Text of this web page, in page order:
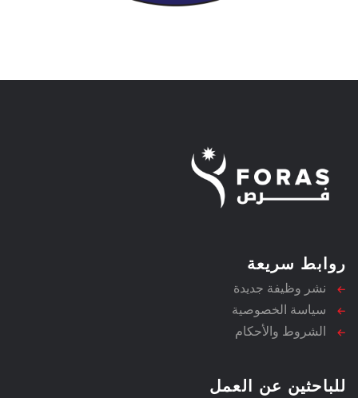
روابط سريعة
نشر وظيفة جديدة
سياسة الخصوصية
الشروط والأحكام
للباحثين عن العمل